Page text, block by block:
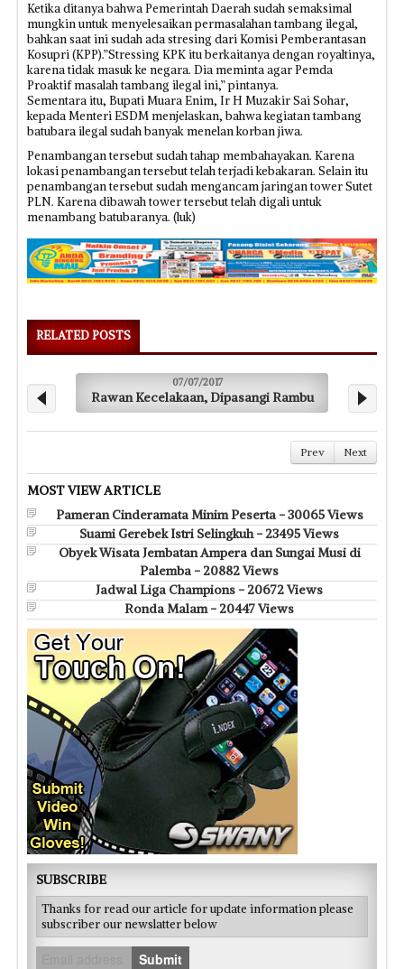
Ketika ditanya bahwa Pemerintah Daerah sudah semaksimal
mungkin untuk menyelesaikan permasalahan tambang ilegal,
bahkan saat ini sudah ada stresing dari Komisi Pemberantasan
Kosupri (KPP).”Stressing KPK itu berkaitanya dengan royaltinya,
karena tidak masuk ke negara. Dia meminta agar Pemda
Proaktif masalah tambang ilegal ini,” pintanya.
Sementara itu, Bupati Muara Enim, Ir H Muzakir Sai Sohar,
kepada Menteri ESDM menjelaskan, bahwa kegiatan tambang
batubara ilegal sudah banyak menelan korban jiwa.
Penambangan tersebut sudah tahap membahayakan. Karena
lokasi penambangan tersebut telah terjadi kebakaran. Selain itu
penambangan tersebut sudah mengancam jaringan tower Sutet
PLN. Karena dibawah tower tersebut telah digali untuk
menambang batubaranya. (luk)
RELATED POSTS
07/07/2017
Rawan Kecelakaan, Dipasangi Rambu
Prev Next
MOST VIEW ARTICLE
Pameran Cinderamata Minim Peserta - 30065 Views
Suami Gerebek Istri Selingkuh - 23495 Views
Obyek Wisata Jembatan Ampera dan Sungai Musi di
Palemba - 20882 Views
Jadwal Liga Champions - 20672 Views
Ronda Malam - 20447 Views
SUBSCRIBE
Thanks for read our article for update information please
subscriber our newslatter below
Submit